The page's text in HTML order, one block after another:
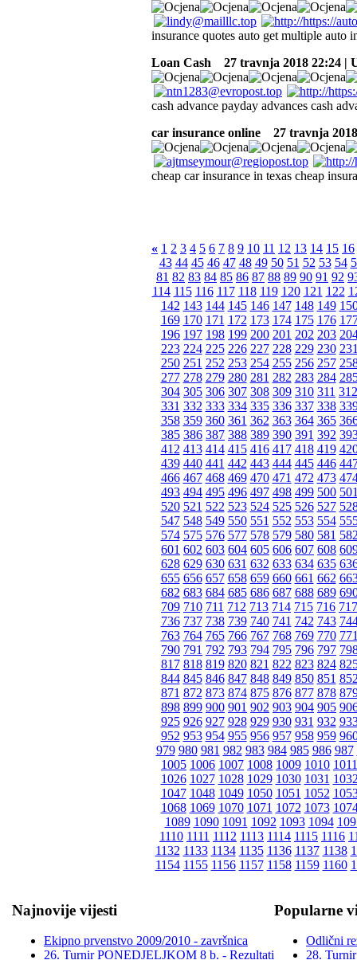
insurance quotes auto get multiple auto
Loan Cash
27 travnja 2018 22:24 |
cash advance payday advances cash
car insurance online
27 travnja
cheap car insurance in texas cheap
« 1 2 3 4 5 6 7 8 9 10 11 12 13 14 15 16
43 44 45 46 47 48 49 50 51 52 53 54
81 82 83 84 85 86 87 88 89 90 91 92
114 115 116 117 118 119 120 121 122
142 143 144 145 146 147 148 149
169 170 171 172 173 174 175 176
196 197 198 199 200 201 202 203
223 224 225 226 227 228 229 230
250 251 252 253 254 255 256 257
277 278 279 280 281 282 283 284
304 305 306 307 308 309 310 311 312
331 332 333 334 335 336 337 338
358 359 360 361 362 363 364 365
385 386 387 388 389 390 391 392
412 413 414 415 416 417 418 419
439 440 441 442 443 444 445 446
466 467 468 469 470 471 472 473
493 494 495 496 497 498 499 500
520 521 522 523 524 525 526 527
547 548 549 550 551 552 553 554
574 575 576 577 578 579 580 581
601 602 603 604 605 606 607 608
628 629 630 631 632 633 634 635
655 656 657 658 659 660 661 662
682 683 684 685 686 687 688 689
709 710 711 712 713 714 715 716 717
736 737 738 739 740 741 742 743
763 764 765 766 767 768 769 770
790 791 792 793 794 795 796 797
817 818 819 820 821 822 823 824
844 845 846 847 848 849 850 851
871 872 873 874 875 876 877 878
898 899 900 901 902 903 904 905
925 926 927 928 929 930 931 932
952 953 954 955 956 957 958 959
979 980 981 982 983 984 985 986 987
1005 1006 1007 1008 1009 1010 1011
1026 1027 1028 1029 1030 1031
1047 1048 1049 1050 1051 1052
1068 1069 1070 1071 1072 1073
1089 1090 1091 1092 1093 1094
1110 1111 1112 1113 1114 1115 1116
1132 1133 1134 1135 1136 1137 1138
1154 1155 1156 1157 1158 1159 1160
Najnovije vijesti
Ekipno prvenstvo 2009/2010 - završnica
26. Turnir PONEDJELJKOM 8 b. - Rezultati
Popularne
Odlični
28.